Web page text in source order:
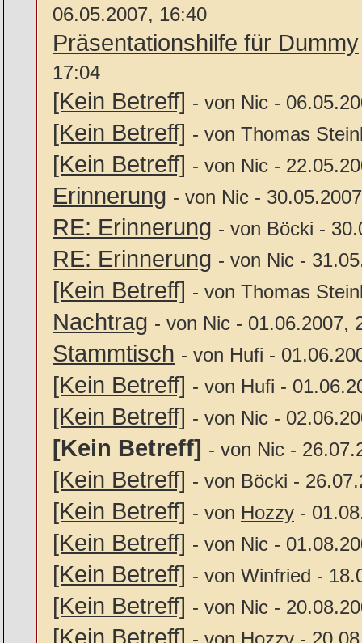
06.05.2007, 16:40
Präsentationshilfe für Dummy
17:04
[Kein Betreff] - von Nic -
[Kein Betreff] - von Thomas
[Kein Betreff] - von Nic -
Erinnerung - von Nic -
RE: Erinnerung - von Böcki -
RE: Erinnerung - von Nic -
[Kein Betreff] - von Thomas
Nachtrag - von Nic - 01.06.2007,
Stammtisch - von Hufi -
[Kein Betreff] - von Hufi -
[Kein Betreff] - von Nic -
[Kein Betreff] - von Nic -
[Kein Betreff] - von Böcki -
[Kein Betreff] - von Hozzy -
[Kein Betreff] - von Nic -
[Kein Betreff] - von Winfried -
[Kein Betreff] - von Nic -
[Kein Betreff] - von Hozzy -